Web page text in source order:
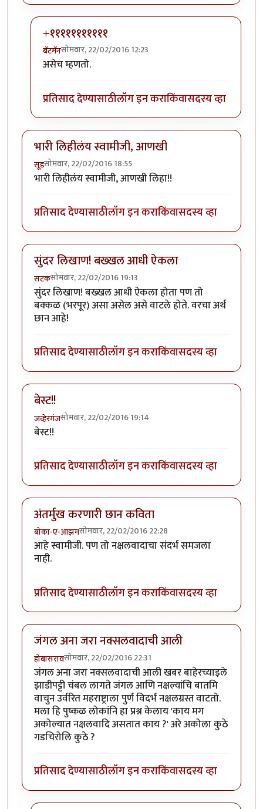
+१११११११११११
बॅटमॅनसोमवार, 22/02/2016 12:23
In reply toपूर्ण नाही समजली पण वाचायला
असेच म्हणतो.
प्रतिसाद देण्यासाठीलॉग इन कराकिंवासदस्य व्हा
भारी लिहीलंय स्वामीजी, आणखी
सूडसोमवार, 22/02/2016 18:55
भारी लिहीलंय स्वामीजी, आणखी लिहा!!
प्रतिसाद देण्यासाठीलॉग इन कराकिंवासदस्य व्हा
सुंदर लिखाण! बख्खल आधी ऐकला
सटकसोमवार, 22/02/2016 19:13
सुंदर लिखाण! बख्खल आधी ऐकला होता पण तो
बक्कळ (भरपूर) असा असेल असे वाटले होते. वरचा अर्थ
छान आहे!
प्रतिसाद देण्यासाठीलॉग इन कराकिंवासदस्य व्हा
बेस्ट!!
जव्हेरगंजसोमवार, 22/02/2016 19:14
बेस्ट!!
प्रतिसाद देण्यासाठीलॉग इन कराकिंवासदस्य व्हा
अंतर्मुख करणारी छान कविता
बोका-ए-आझमसोमवार, 22/02/2016 22:28
आहे स्वामीजी. पण तो नक्षलवादाचा संदर्भ समजला
नाही.
प्रतिसाद देण्यासाठीलॉग इन कराकिंवासदस्य व्हा
जंगल अना जरा नक्सलवादाची आली
होबासरावसोमवार, 22/02/2016 22:31
जंगल अना जरा नक्सलवादाची आली खबर बाहेरच्याइले
झाडीपट्टी चंबल लागते जंगल आणि नक्षल्यांचि बातमि
वाचुन उर्वरित महराष्ट्राला पुर्ण विदर्भ नक्षलग्रस्त वाटतो.
मला हि पुष्कळ लोकांनि हा प्रश्न केलाय 'काय मग
अकोल्यात नक्षलवादि असतात काय ?' अरे अकोला कुठे
गडचिरोलि कुठे ?
प्रतिसाद देण्यासाठीलॉग इन कराकिंवासदस्य व्हा